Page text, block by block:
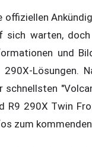
offiziellen
sich warten,
und
290X-Lösungen.
schnellsten
R9 290X Twin
zum